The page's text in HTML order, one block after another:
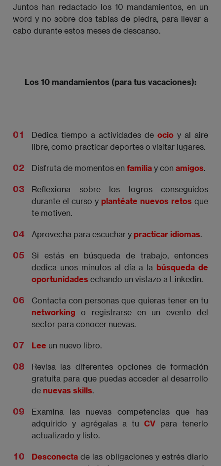
Juntos han redactado los 10 mandamientos, en un
word y no sobre dos tablas de piedra, para llevar a
cabo durante estos meses de descanso.
Los 10 mandamientos (para tus vacaciones):
Dedica tiempo a actividades de ocio y al aire
libre, como practicar deportes o visitar lugares.
Disfruta de momentos en familia y con amigos.
Reflexiona sobre los logros conseguidos
durante el curso y plantéate nuevos retos que
te motiven.
Aprovecha para escuchar y practicar idiomas.
Si estás en búsqueda de trabajo, entonces
dedica unos minutos al día a la búsqueda de
oportunidades echando un vistazo a Linkedin.
Contacta con personas que quieras tener en tu
networking o registrarse en un evento del
sector para conocer nuevas.
Lee un nuevo libro.
Revisa las diferentes opciones de formación
gratuita para que puedas acceder al desarrollo
de nuevas skills.
Examina las nuevas competencias que has
adquirido y agrégalas a tu CV para tenerlo
actualizado y listo.
Desconecta de las obligaciones y estrés diario